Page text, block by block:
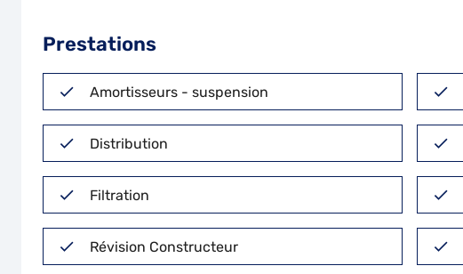
Prestations
Amortisseurs - suspension
Distribution
Filtration
Révision Constructeur